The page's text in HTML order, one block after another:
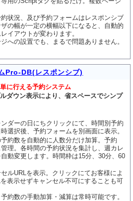
状況、及び予約フォームはレスポンシブ
の幅が一定の横幅以下になると、自動的
イアウトが変わります。
への設置でも、まるで問題ありません。
Pro-DB(レスポンシブ)
に行える予約システム
ダウン表示により、省スペースでシンプ
ダーの日にちクリックにて、時間別予約
選択後、予約フォームを別画面に表示。
約数を自動的に人数分だけ加算。予約
理。各時間の予約状況を集計し、週カレ
動変更します。時間枠は15分、30分、60
ルURLを表示。クリックにてお客様によ
表示せずキャンセル不可にすることも可
約数の手動加算・減算は常時可能です。